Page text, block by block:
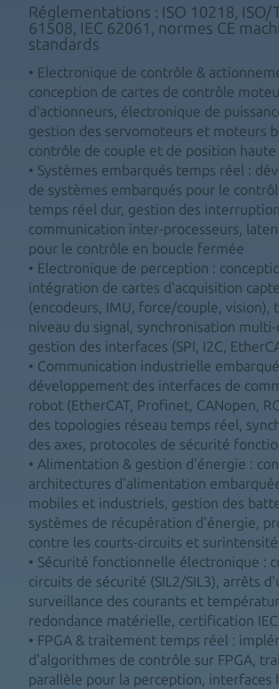
Réglementations : ISO 10218, ISO/
61508, IEC 62061, normes CE
standards
• Electronique de contrôle &
conception de cartes de contrôle
d'actionneurs, électronique de
gestion des servomoteurs et moteurs
contrôle de couple et de position haute
• Systèmes embarqués temps réel :
de systèmes embarqués pour le
temps réel dur, gestion des
communication inter-processeurs,
pour le contrôle en boucle fermée
• Electronique de perception :
intégration de cartes d'acquisition
(encodeurs, IMU, force/couple, vision),
niveau du signal, synchronisation
gestion des interfaces (SPI, I2C,
• Communication industrielle
développement des interfaces de
robot (EtherCAT, Profinet, CANopen,
des topologies réseau temps réel,
des axes, protocoles de sécurité
• Alimentation & gestion d'énergie :
architectures d'alimentation
mobiles et industriels, gestion des
systèmes de récupération d'énergie,
contre les courts-circuits et
• Sécurité fonctionnelle électronique :
circuits de sécurité (SIL2/SIL3), arrêts
surveillance des courants et
redondance matérielle, certification
• FPGA & traitement temps réel :
d'algorithmes de contrôle sur FPGA,
parallèle pour la perception, interfaces